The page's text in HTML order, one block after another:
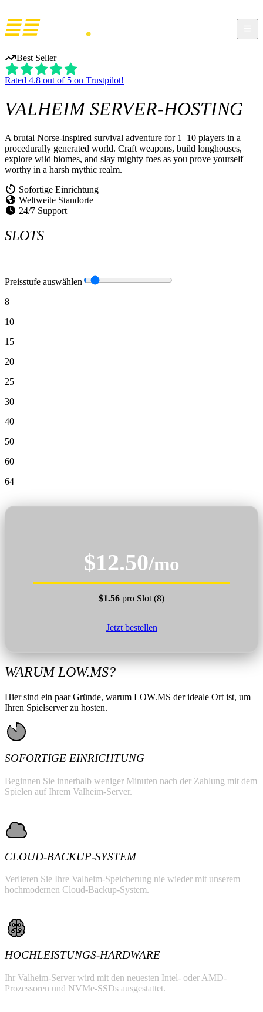
Best Seller
Rated 4.8 out of 5 on Trustpilot!
VALHEIMSERVER-HOSTING
A brutal Norse-inspired survival adventure for 1–10 players in a
procedurally generated world. Craft weapons, build longhouses,
explore wild biomes, and slay mighty foes as you prove yourself
worthy in a harsh mythic realm.
Sofortige Einrichtung
Weltweite Standorte
24/7 Support
SLOTS
Preisstufe auswählen
8
10
15
20
25
30
40
50
60
64
$12.50/mo
$1.56 pro Slot (8)
Jetzt bestellen
WARUM LOW.MS?
Hier sind ein paar Gründe, warum LOW.MS der ideale Ort ist, um
Ihren Spielserver zu hosten.
SOFORTIGE EINRICHTUNG
Beginnen Sie innerhalb weniger Minuten nach der Zahlung mit dem
Spielen auf Ihrem Valheim-Server.
CLOUD-BACKUP-SYSTEM
Verlieren Sie Ihre Valheim-Speicherung nie wieder mit unserem
hochmodernen Cloud-Backup-System.
HOCHLEISTUNGS-HARDWARE
Ihr Valheim-Server wird mit den neuesten Intel- oder AMD-
Prozessoren und NVMe-SSDs ausgestattet.